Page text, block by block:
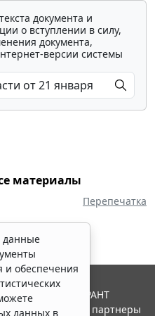
документа и
о вступлении в силу,
документа,
версии системы
материалы
Перепечатка
данные
и обеспечения
данных в
Система ГАРАНТ
"Гарант" и ее партнеры